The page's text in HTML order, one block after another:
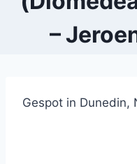
–
Gespot in Dunedin,